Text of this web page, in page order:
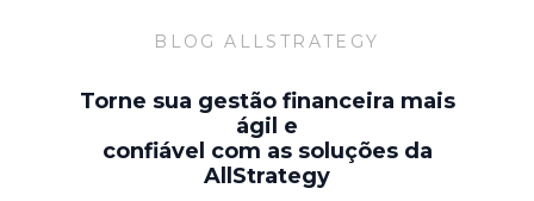
BLOG ALLSTRATEGY
Torne sua gestão financeira mais
ágil e
confiável com as soluções da
AllStrategy